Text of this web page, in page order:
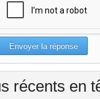
récents en